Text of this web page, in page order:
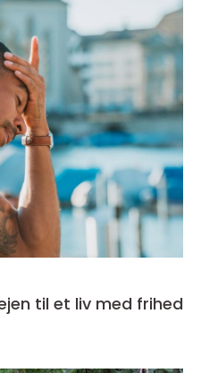
til et liv med frihed